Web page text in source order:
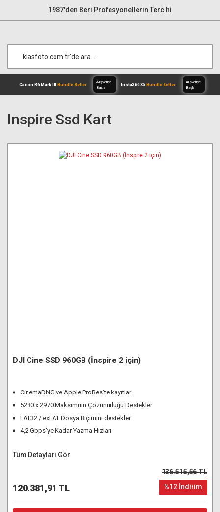
1987'den Beri Profesyonellerin Tercihi
Başla
Inspire Ssd Kart
DJI Cine SSD 960GB (İnspire 2 için)
CinemaDNG ve Apple ProRes'te kayıtlar
5280 x 2970 Maksimum Çözünürlüğü Destekler
FAT32 / exFAT Dosya Biçimini destekler
4,2 Gbps'ye Kadar Yazma Hızları
Tüm Detayları Gör
120.381,91 TL
136.515,56 TL
%12 İndirim